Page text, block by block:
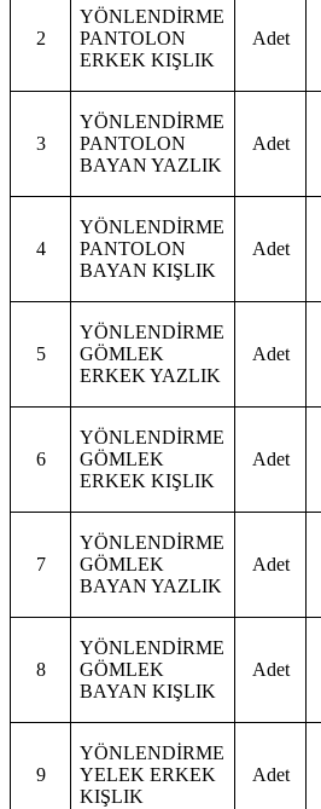
2
YÖNLENDİRME
PANTOLON
ERKEK KIŞLIK
Adet
3
YÖNLENDİRME
PANTOLON
BAYAN YAZLIK
Adet
4
YÖNLENDİRME
PANTOLON
BAYAN KIŞLIK
Adet
5
YÖNLENDİRME
GÖMLEK
ERKEK YAZLIK
Adet
6
YÖNLENDİRME
GÖMLEK
ERKEK KIŞLIK
Adet
7
YÖNLENDİRME
GÖMLEK
BAYAN YAZLIK
Adet
8
YÖNLENDİRME
GÖMLEK
BAYAN KIŞLIK
Adet
9
YÖNLENDİRME
YELEK ERKEK
KIŞLIK
Adet